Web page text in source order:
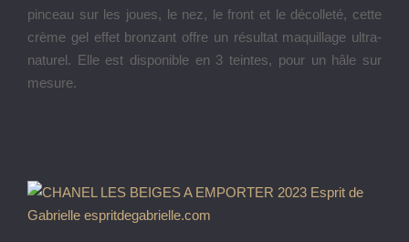
pinceau sur les joues, le nez, le front et le décolleté, cette
crème gel effet bronzant offre un résultat maquillage ultra-
naturel. Elle est disponible en 3 teintes, pour un hâle sur
mesure.